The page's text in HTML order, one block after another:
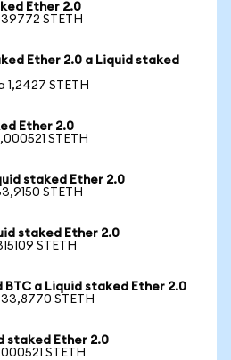
Ether 2.0
STETH
Ether 2.0 a Liquid staked
1,2427 STETH
Ether 2.0
STETH
staked Ether 2.0
STETH
staked Ether 2.0
STETH
BTC a Liquid staked Ether 2.0
STETH
staked Ether 2.0
STETH